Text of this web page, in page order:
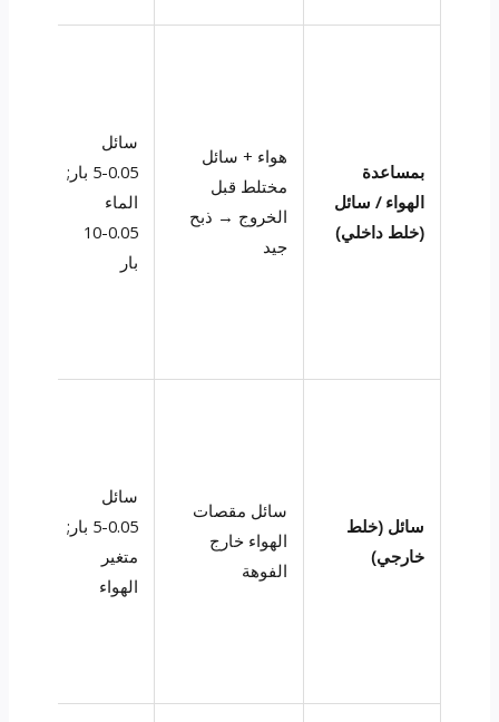
بمساعدة
الهواء / سائل
(خلط داخلي)
هواء + سائل
مختلط قبل
الخروج → ذبح
جيد
سائل
0.05-5 بار;
الماء
0.05-10
بار
سائل (خلط
خارجي)
سائل مقصات
الهواء خارج
الفوهة
سائل
0.05-5 بار;
متغير
الهواء